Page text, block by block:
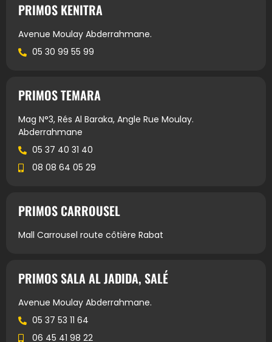
PRIMOS KENITRA
Avenue Moulay Abderrahmane.
05 30 99 55 99
PRIMOS TEMARA
Mag N°3, Rés Al Baraka, Angle Rue Moulay.
Abderrahmane
05 37 40 31 40
08 08 64 05 29
PRIMOS CARROUSEL
Mall Carrousel route côtière Rabat
PRIMOS SALA AL JADIDA, SALÉ
Avenue Moulay Abderrahmane.
05 37 53 11 64
06 45 41 98 22